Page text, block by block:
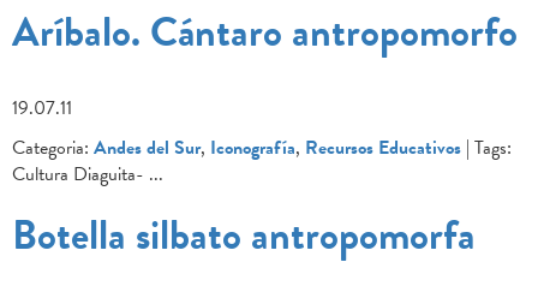
Aríbalo. Cántaro antropomorfo
19.07.11
Categoria: Andes del Sur, Iconografía, Recursos Educativos | Tags:
Cultura Diaguita- ...
Botella silbato antropomorfa